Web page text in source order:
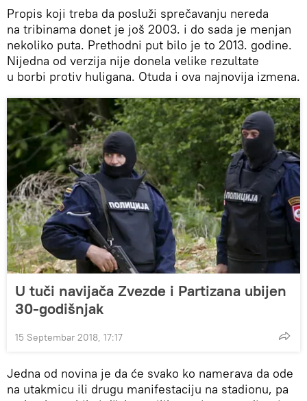
Propis koji treba da posluži sprečavanju nereda
na tribinama donet je još 2003. i do sada je menjan
nekoliko puta. Prethodni put bilo je to 2013. godine.
Nijedna od verzija nije donela velike rezultate
u borbi protiv huligana. Otuda i ova najnovija izmena.
U tuči navijača Zvezde i Partizana ubijen
30-godišnjak
15 Septembar 2018, 17:17
Jedna od novina je da će svako ko namerava da ode
na utakmicu ili drugu manifestaciju na stadionu, pa